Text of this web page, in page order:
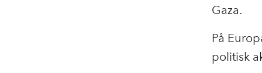
Gaza.
På
politisk